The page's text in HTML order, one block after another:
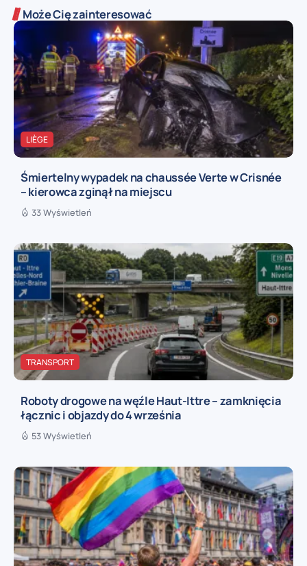
Może Cię zainteresować
LIÈGE
Śmiertelny wypadek na chaussée Verte w Crisnée
– kierowca zginął na miejscu
33 Wyświetleń
TRANSPORT
Roboty drogowe na węźle Haut-Ittre – zamknięcia
łącznic i objazdy do 4 września
53 Wyświetleń